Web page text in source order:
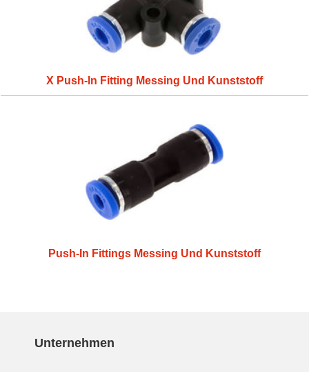
X Push-In Fitting Messing Und Kunststoff
Push-In Fittings Messing Und Kunststoff
Unternehmen